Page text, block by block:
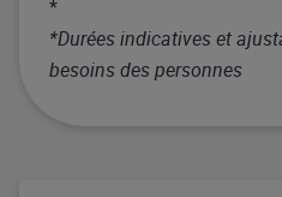
*
*Durées indicatives et
besoins des personnes